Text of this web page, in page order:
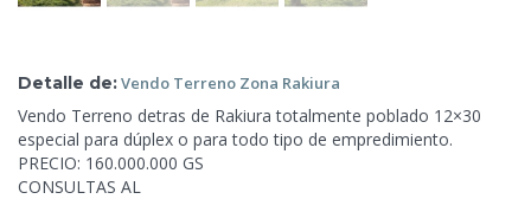
Detalle de:Vendo Terreno Zona Rakiura
Vendo Terreno detras de Rakiura totalmente poblado 12×30
especial para dúplex o para todo tipo de empredimiento.
PRECIO: 160.000.000 GS
CONSULTAS AL